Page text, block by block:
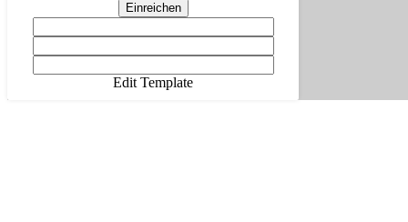
Einreichen
Edit Template